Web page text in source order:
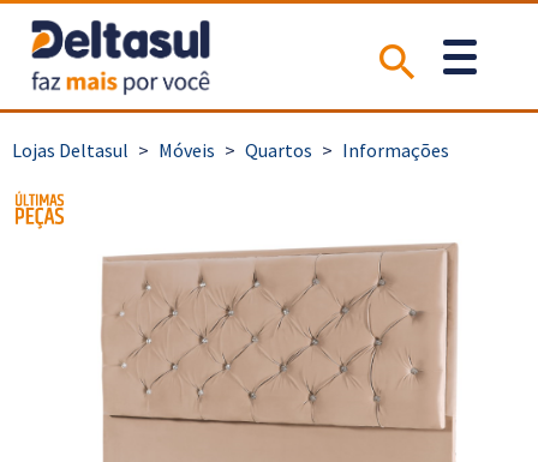
> Móveis > Quartos > Informações